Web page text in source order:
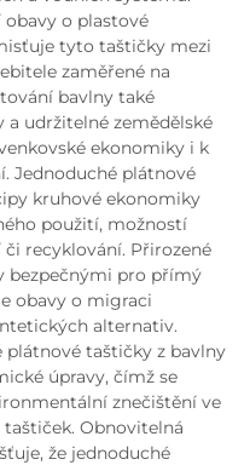
o plastové
tyto taštičky mezi
zaměřené na
bavlny také
udržitelné zemědělské
ekonomiky i k
Jednoduché plátnové
kruhové ekonomiky
použití, možností
recyklování. Přirozené
bezpečnými pro přímý
obavy o migraci
alternativ.
taštičky z bavlny
úpravy, čímž se
znečištění ve
Obnovitelná
že jednoduché